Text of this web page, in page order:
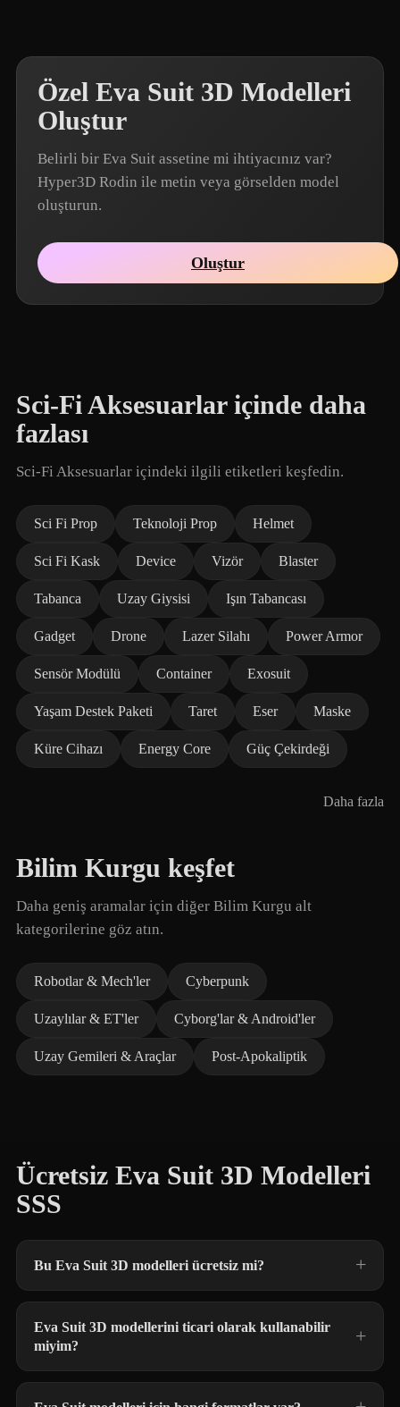
Özel Eva Suit 3D Modelleri
Oluştur
Belirli bir Eva Suit assetine mi ihtiyacınız var?
Hyper3D Rodin ile metin veya görselden model
oluşturun.
Oluştur
Sci-Fi Aksesuarlar içinde daha
fazlası
Sci-Fi Aksesuarlar içindeki ilgili etiketleri keşfedin.
Sci Fi Prop Teknoloji Prop Helmet
Sci Fi Kask Device Vizör Blaster
Tabanca Uzay Giysisi Işın Tabancası
Gadget Drone Lazer Silahı Power Armor
Sensör Modülü Container Exosuit
Yaşam Destek Paketi Taret Eser Maske
Küre Cihazı Energy Core Güç Çekirdeği
Daha fazla
Bilim Kurgu keşfet
Daha geniş aramalar için diğer Bilim Kurgu alt
kategorilerine göz atın.
Robotlar & Mech'ler Cyberpunk
Uzaylılar & ET'ler Cyborg'lar & Android'ler
Uzay Gemileri & Araçlar Post-Apokaliptik
Ücretsiz Eva Suit 3D Modelleri
SSS
Bu Eva Suit 3D modelleri ücretsiz mi?
Eva Suit 3D modellerini ticari olarak kullanabilir
miyim?